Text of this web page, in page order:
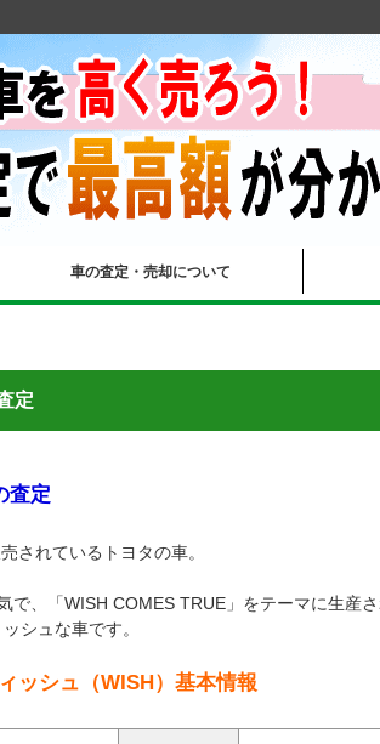
車の査定・売却について
定
査定
されているトヨタの車。
で、「WISH COMES TRUE」をテーマに生産
シュな車です。
ッシュ（WISH）基本情報